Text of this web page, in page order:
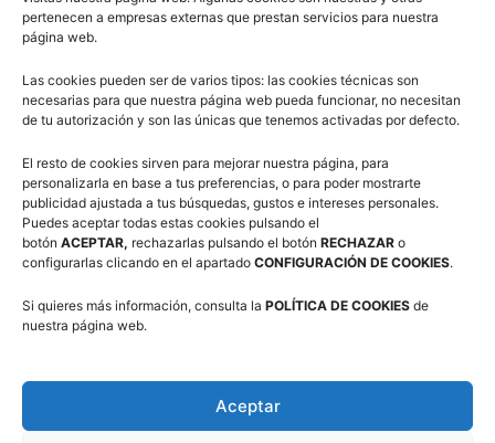
pertenecen a empresas externas que prestan servicios para nuestra
página web.
Las cookies pueden ser de varios tipos: las cookies técnicas son
necesarias para que nuestra página web pueda funcionar, no necesitan
de tu autorización y son las únicas que tenemos activadas por defecto.
El resto de cookies sirven para mejorar nuestra página, para
personalizarla en base a tus preferencias, o para poder mostrarte
publicidad ajustada a tus búsquedas, gustos e intereses personales.
Puedes aceptar todas estas cookies pulsando el
botón ACEPTAR, rechazarlas pulsando el botón RECHAZAR o
configurarlas clicando en el apartado CONFIGURACIÓN DE COOKIES.
Si quieres más información, consulta la POLÍTICA DE COOKIES de
nuestra página web.
Aceptar
Suscríbete a nuestra Newsletter
publicidad de su entidad.
Twitter
Tweets por @FabasketAragon